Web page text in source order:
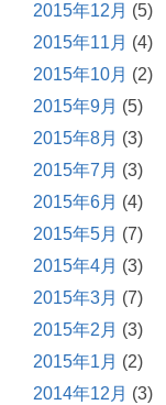
2015年12月 (5)
2015年11月 (4)
2015年10月 (2)
2015年9月 (5)
2015年8月 (3)
2015年7月 (3)
2015年6月 (4)
2015年5月 (7)
2015年4月 (3)
2015年3月 (7)
2015年2月 (3)
2015年1月 (2)
2014年12月 (3)